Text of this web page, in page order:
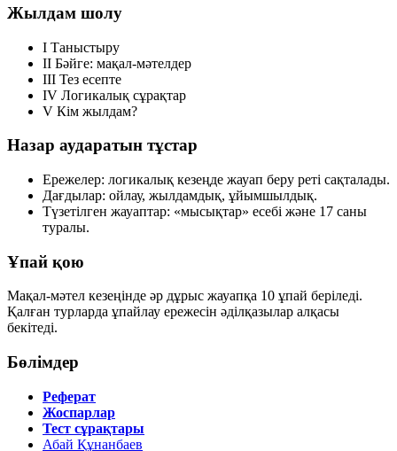
Жылдам шолу
I Таныстыру
II Бәйге: мақал-мәтелдер
III Тез есепте
IV Логикалық сұрақтар
V Кім жылдам?
Назар аударатын тұстар
Ережелер: логикалық кезеңде жауап беру реті сақталады.
Дағдылар: ойлау, жылдамдық, ұйымшылдық.
Түзетілген жауаптар: «мысықтар» есебі және 17 саны
туралы.
Ұпай қою
Мақал-мәтел кезеңінде әр дұрыс жауапқа 10 ұпай беріледі.
Қалған турларда ұпайлау ережесін әділқазылар алқасы
бекітеді.
Бөлімдер
Реферат
Жоспарлар
Тест сұрақтары
Абай Құнанбаев